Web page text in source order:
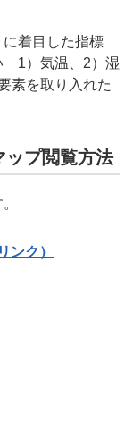
着目した指標
1）気温、2）湿
素を取り入れた
プ閲覧方法
ンク）